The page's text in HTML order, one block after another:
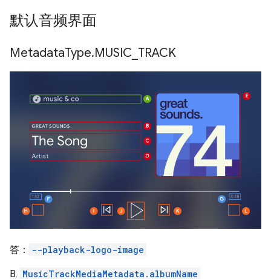
默认音频界面
MetadataType.MUSIC TRACK
答： --playback-logo-image
B. MusicTrackMediaMetadata.albumName